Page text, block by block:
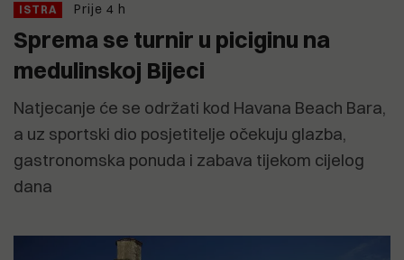
ISTRA Prije 4 h
Sprema se turnir u piciginu na
medulinskoj Bijeci
Natjecanje će se održati kod Havana Beach Bara,
a uz sportski dio posjetitelje očekuju glazba,
gastronomska ponuda i zabava tijekom cijelog
dana